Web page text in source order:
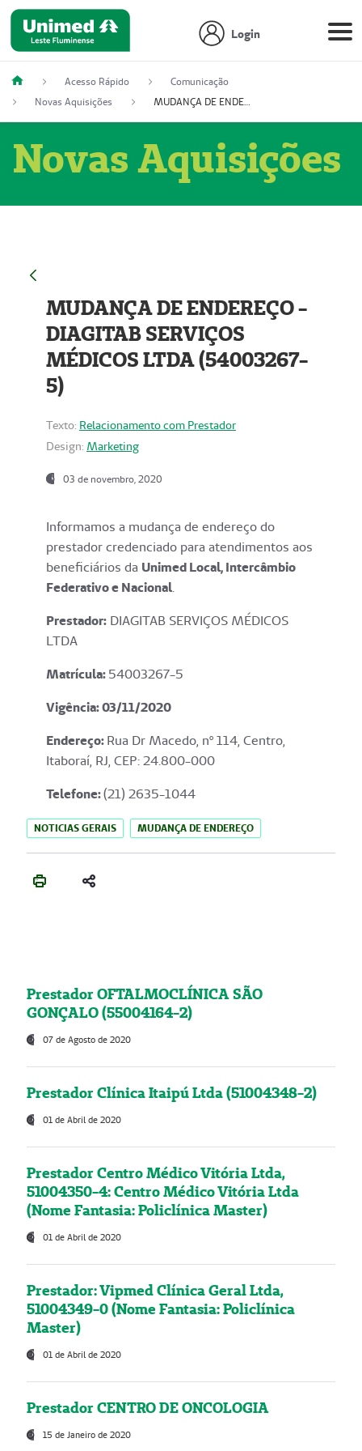
Login
Acesso Rápido
Comunicação
Novas Aquisições
MUDANÇA DE ENDEREÇO - DIAGITAB SERVIÇOS MÉDICOS LTDA (54003267-5)
Novas Aquisições
MUDANÇA DE ENDEREÇO -
DIAGITAB SERVIÇOS
MÉDICOS LTDA (54003267-
5)
Texto: Relacionamento com Prestador
Design: Marketing
03 de novembro, 2020
Informamos a mudança de endereço do
prestador credenciado para atendimentos aos
beneficiários da Unimed Local, Intercâmbio
Federativo e Nacional.
Prestador: DIAGITAB SERVIÇOS MÉDICOS
LTDA
Matrícula:54003267-5
Vigência: 03/11/2020
Endereço:Rua Dr Macedo, nº 114, Centro,
Itaboraí, RJ, CEP: 24.800-000
Telefone:(21) 2635-1044
NOTICIAS GERAIS MUDANÇA DE ENDEREÇO
Prestador OFTALMOCLÍNICA SÃO
GONÇALO (55004164-2)
07 de Agosto de 2020
Prestador Clínica Itaipú Ltda (51004348-2)
01 de Abril de 2020
Prestador Centro Médico Vitória Ltda,
51004350-4: Centro Médico Vitória Ltda
(Nome Fantasia: Policlínica Master)
01 de Abril de 2020
Prestador: Vipmed Clínica Geral Ltda,
51004349-0 (Nome Fantasia: Policlínica
Master)
01 de Abril de 2020
Prestador CENTRO DE ONCOLOGIA
15 de Janeiro de 2020